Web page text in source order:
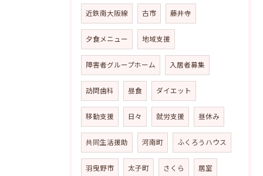
近鉄南大阪線 古市 藤井寺
夕食メニュー 地域支援
障害者グループホーム 入居者募集
訪問歯科 昼食 ダイエット
移動支援 日々 就労支援 昼休み
共同生活援助 河南町 ふくろうハウス
羽曳野市 太子町 さくら 居室